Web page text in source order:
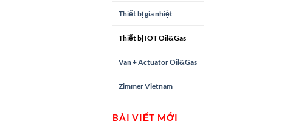
Thiết bị gia nhiệt
Thiết bị IOT Oil&Gas
Van + Actuator Oil&Gas
Zimmer Vietnam
BÀI VIẾT MỚI